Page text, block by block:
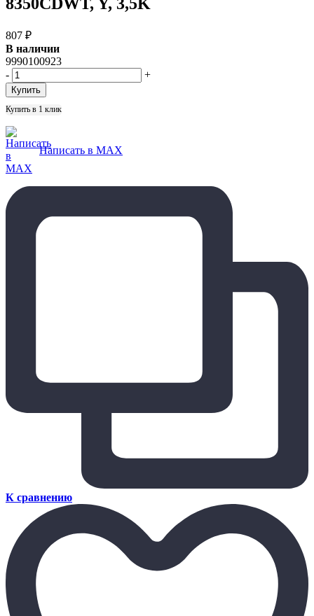
807 ₽
В наличии
9990100923
-
+
Купить в 1 клик
Написать в MAX
К сравнению